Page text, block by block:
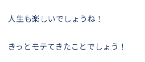
人生も楽しいでしょうね！
きっとモテてきたことでしょう！